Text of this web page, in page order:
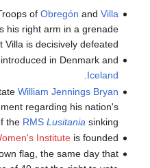
of Obregón and Villa
his right arm in a grenade
Villa is decisively defeated.
in Denmark and
Iceland
.
William Jennings Bryan
regarding his nation's
the RMS Lusitania sinking.
Instituteis founded.
flag, the same day that